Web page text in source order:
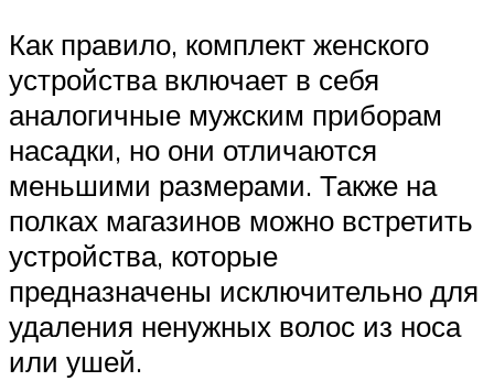
Как правило, комплект женского
устройства включает в себя
аналогичные мужским приборам
насадки, но они отличаются
меньшими размерами. Также на
полках магазинов можно встретить
устройства, которые
предназначены исключительно для
удаления ненужных волос из носа
или ушей.